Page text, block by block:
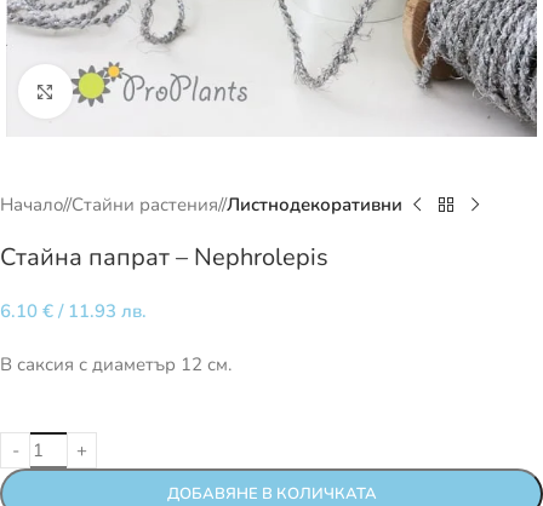
Кликнете за уголемяване
Начало/ Стайни растения/ Листнодекоративни
Стайна папрат – Nephrolepis
6.10 € / 11.93 лв.
В саксия с диаметър 12 см.
ДОБАВЯНЕ В КОЛИЧКАТА